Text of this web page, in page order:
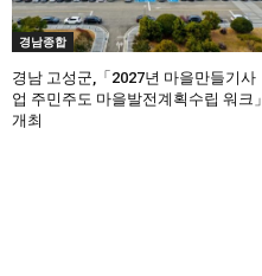
경남종합
경남 고성군,「2027년 마을만들기사
업 주민주도 마을발전계획수립 워크」
개최